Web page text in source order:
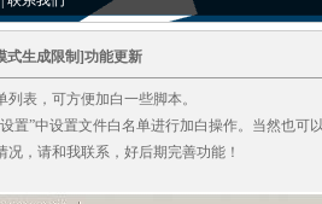
式生成限制]功能更新
列表，可方便加白一些脚本。
置”中设置文件白名单进行加白操作。当然也可
况，请和我联系，好后期完善功能！